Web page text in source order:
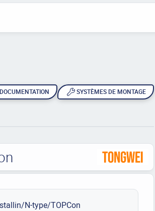
SYSTÈMES DE MONTAGE
N-type/TOPCon